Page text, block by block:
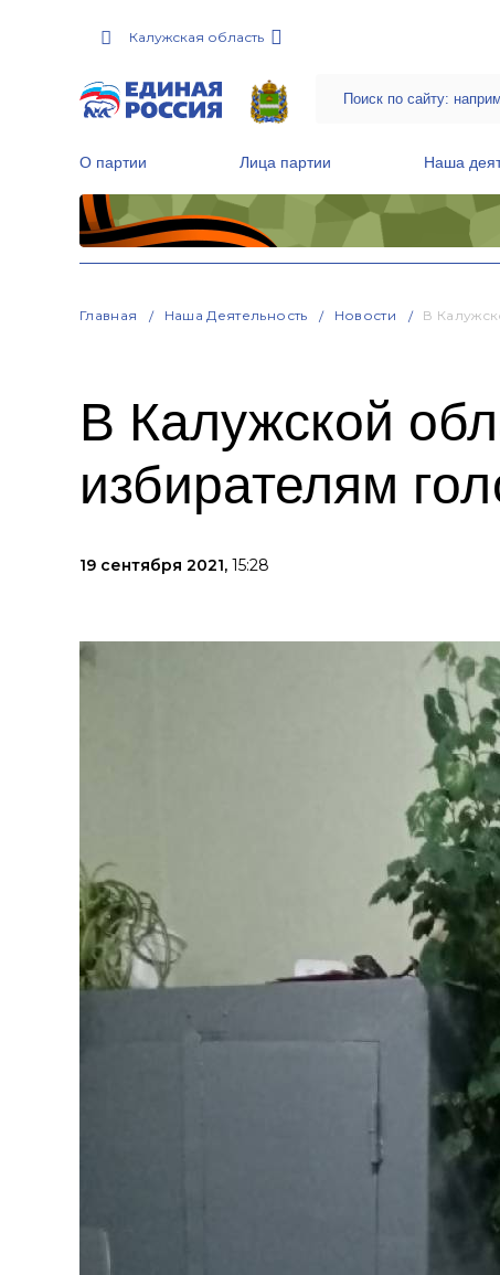
Калужская область
О партии Лица партии Наша
Главная Наша Деятельность Новости В
В Калужской
избирателям
19 сентября 2021, 15:28